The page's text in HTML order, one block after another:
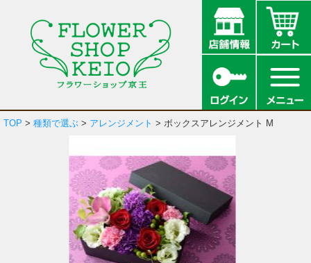
TOP > 種類で選ぶ > アレンジメント > ボックスアレンジメント M